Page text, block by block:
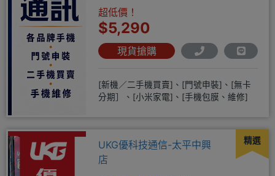
超低價！
$5,290
現貨搶購
[新機／二手機買賣]、[門號申裝]、[無卡
分期］、[小米家電]、[手機包膜、維修]
精選
UKG優科技通信-太平中興
店